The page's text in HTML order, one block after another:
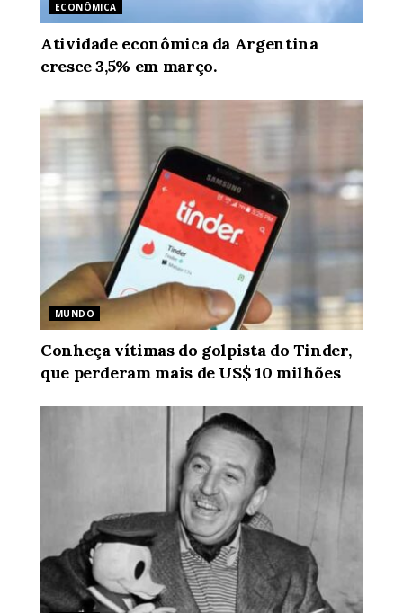
ECONÔMICA
Atividade econômica da Argentina
cresce 3,5% em março.
MUNDO
Conheça vítimas do golpista do Tinder,
que perderam mais de US$ 10 milhões